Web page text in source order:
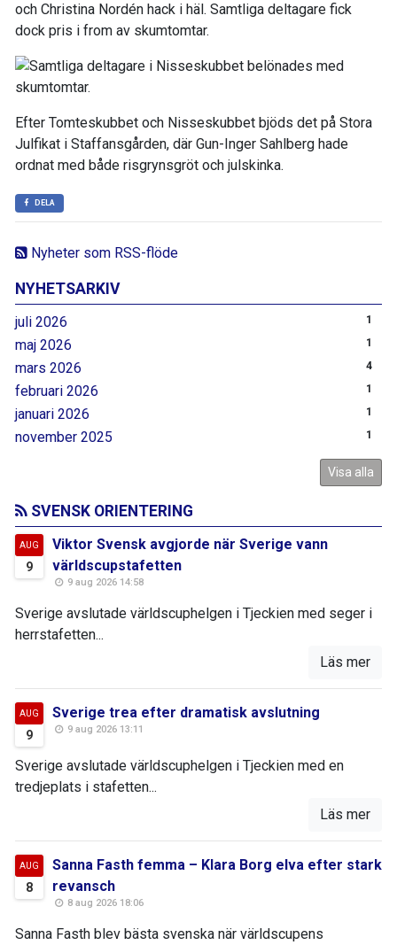
Nyheter som RSS-flöde
NYHETSARKIV
juli 2026 1
maj 2026 1
mars 2026 4
februari 2026 1
januari 2026 1
november 2025 1
Visa alla
och Christina Nordén hack i häl. Samtliga deltagare fick
dock pris i from av skumtomtar.
Efter Tomteskubbet och Nisseskubbet bjöds det på Stora
Julfikat i Staffansgården, där Gun-Inger Sahlberg hade
ordnat med både risgrynsgröt och julskinka.
DELA
SVENSK ORIENTERING
AUG
9
Viktor Svensk avgjorde när Sverige vann
världscupstafetten
9 aug 2026 14:58
Sverige avslutade världscuphelgen i Tjeckien med seger i
herrstafetten...
Läs mer
AUG
9
Sverige trea efter dramatisk avslutning
9 aug 2026 13:11
Sverige avslutade världscuphelgen i Tjeckien med en
tredjeplats i stafetten...
Läs mer
AUG
8
Sanna Fasth femma – Klara Borg elva efter stark
revansch
8 aug 2026 18:06
Sanna Fasth blev bästa svenska när världscupens